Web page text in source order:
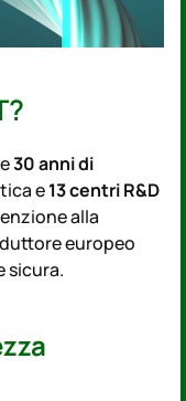
30 anni di
e13 centri R&D
alla
europeo
sicura.